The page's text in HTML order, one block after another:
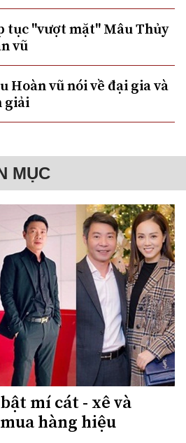
tục "vượt mặt" Mâu Thủy
vũ
Hoàn vũ nói về đại gia và
giải
MỤC
mí cát - xê và
hàng hiệu